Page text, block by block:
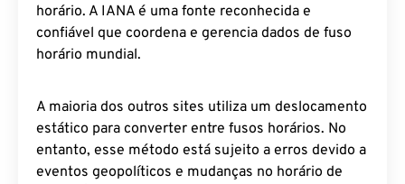
horário. A IANA é uma fonte reconhecida e
confiável que coordena e gerencia dados de fuso
horário mundial.
A maioria dos outros sites utiliza um deslocamento
estático para converter entre fusos horários. No
entanto, esse método está sujeito a erros devido a
eventos geopolíticos e mudanças no horário de